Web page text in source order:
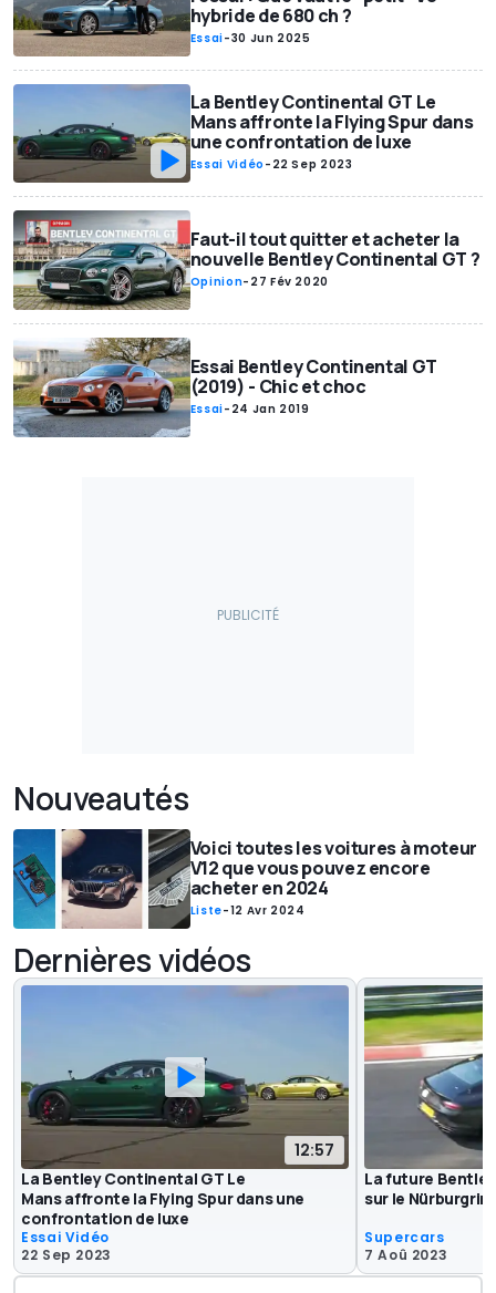
hybride de 680 ch ?
Essai-30 Jun 2025
La Bentley Continental GT Le
Mans affronte la Flying Spur dans
une confrontation de luxe
Essai Vidéo - 22 Sep 2023
Faut-il tout quitter et acheter la
nouvelle Bentley Continental GT ?
Opinion- 27 Fév 2020
Essai Bentley Continental GT
(2019) - Chic et choc
Essai- 24 Jan 2019
Nouveautés
Voici toutes les voitures à moteur
V12 que vous pouvez encore
acheter en 2024
Liste-12 Avr 2024
Dernières vidéos
12:57
La Bentley Continental GT Le
Mans affronte la Flying Spur dans une
confrontation de luxe
Essai Vidéo
22 Sep 2023
La future
sur le
Supercars
7 Aoû 2023